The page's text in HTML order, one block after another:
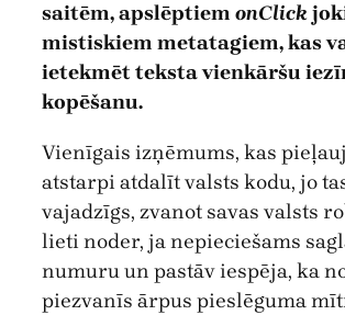
saitēm, apslēptiem onClick
mistiskiem metatagiem, kas
ietekmēt teksta vienkāršu
kopēšanu.
Vienīgais izņēmums, kas
atstarpi atdalīt valsts kodu, jo
vajadzīgs, zvanot savas valsts
lieti noder, ja nepieciešams
numuru un pastāv iespēja, ka
piezvanīs ārpus pieslēguma